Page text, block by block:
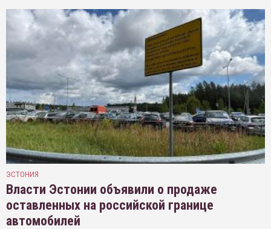
ЭСТОНИЯ
Власти Эстонии объявили о продаже
оставленных на российской границе
автомобилей